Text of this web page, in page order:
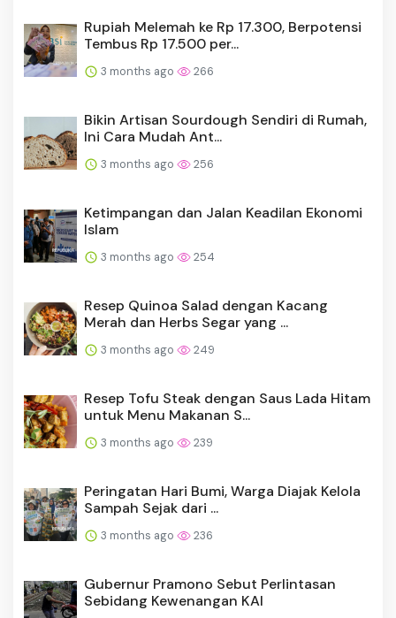
Rupiah Melemah ke Rp 17.300, Berpotensi
Tembus Rp 17.500 per...
3 months ago 266
Bikin Artisan Sourdough Sendiri di Rumah,
Ini Cara Mudah Ant...
3 months ago 256
Ketimpangan dan Jalan Keadilan Ekonomi
Islam
3 months ago 254
Resep Quinoa Salad dengan Kacang
Merah dan Herbs Segar yang ...
3 months ago 249
Resep Tofu Steak dengan Saus Lada Hitam
untuk Menu Makanan S...
3 months ago 239
Peringatan Hari Bumi, Warga Diajak Kelola
Sampah Sejak dari ...
3 months ago 236
Gubernur Pramono Sebut Perlintasan
Sebidang Kewenangan KAI